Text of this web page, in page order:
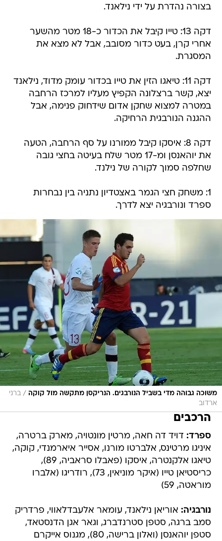
בצורה נהדרת על ידי נילאנד.
דקה 13: טייו קיבל את הכדור כ-18 מטר מהשער
אחרי קרן, בעט כדור מסובב, אבל לא מצא את
המסגרת.
דקה 11: טיאגו הזין את טייו בכדור עומק מדוד, נילאנד
יצא, קשר ברצלונה הקפיץ מעליו למרכז הרחבה
במטרה למצוא שחקן אדום שידחוק פנימה, אבל
ההגנה הנורבגית הרחיקה.
דקה 8: איסקו קיבל ממורנו על סף הרחבה, הטעה
את יוהאנסן ומ-17 מטר שלח בעיטה בחצי גובה
שחלפה סמוך לקורה של נילנד.
1: משחק חצי הגמר באצטדיון נתניה בין נבחרות
ספרד ונורבגיה יצא לדרך.
משוכה גבוהה מדי בשביל הנורבגים. הנריקסן מתקשה מול קוקה / ברני
ארדוב
הרכבים
ספרד: דויד דה חאה, מרטין מונטויה, מארק ברטרה,
איניגו מרטינס, אלברטו מורנו, אסייר איארמנדי, קוקה,
טיאגו אלקנטרה, איסקו (פאבלו סראביה, 89),
כריסטיאן טייו (איקר מוניאין, 73), רודריגו (אלברו
מוראטה, 59)
נורבגיה: אוריאן נילאנד, עומאר אלעבדלאווי, פרדריק
סמב ברגה, סטפן סטרנדברג, וגאר אגן הדנסטאד,
סטפן יוהאנסן (ואלון ברישה, 80), מגנוס אייקרם